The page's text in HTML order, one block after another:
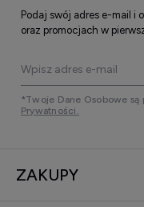
Podaj swój adres e-mail i
oraz promocjach w
*Twoje Dane Osobowe
Prywatności.
ZAKUPY